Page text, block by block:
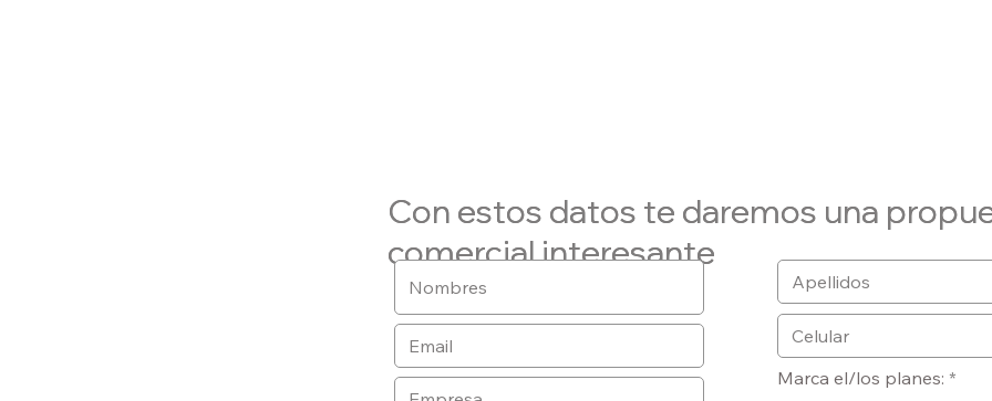
Con estos datos te daremos una
comercial interesante
Con estos datos te daremos una
comercial interesante
Marca el/los planes: *